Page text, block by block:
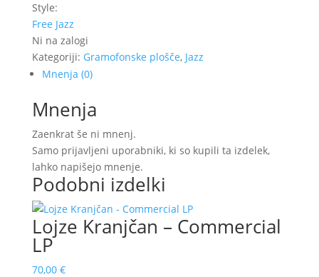
Style:
Free Jazz
Ni na zalogi
Kategoriji: Gramofonske plošče, Jazz
Mnenja (0)
Mnenja
Zaenkrat še ni mnenj.
Samo prijavljeni uporabniki, ki so kupili ta izdelek,
lahko napišejo mnenje.
Podobni izdelki
Lojze Kranjčan – Commercial
LP
70,00 €